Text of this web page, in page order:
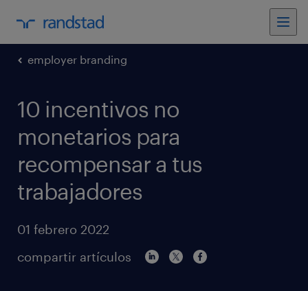
employer branding
10 incentivos no
monetarios para
recompensar a tus
trabajadores
01 febrero 2022
compartir artículos